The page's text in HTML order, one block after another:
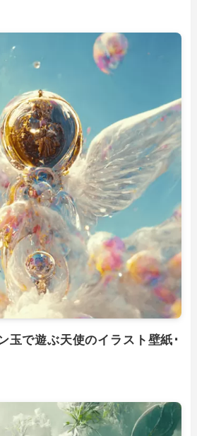
玉で遊ぶ天使のイラスト壁紙･